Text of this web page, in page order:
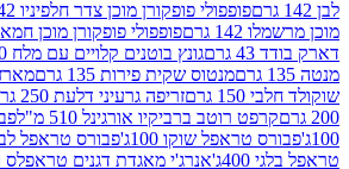
פופפולי פופקורן מוכן צדר חלפיניו 142 גרם
גרם
פופפולי פופקורן מוכן חמאה 142 גרם
גונץ בוטנים קלויים עם מלח 150 גר'
מנטוס שקית פירות 135 גרם
מארז מקלות
זריפה גרעיני דלעת 250 גרם
זריפה
רוטב ברביקיו אורגינל 510 מ"ל
פבורס טראפל
שוקו 100ג'
פבורס טראפל לבן וניל 100ג'
אנרג'י מאגדת דגנים טראפלס ושוקולד